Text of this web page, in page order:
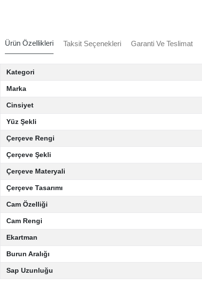
Ürün Özellikleri Taksit Seçenekleri Garanti Ve Teslimat
Kategori
Marka
Cinsiyet
Yüz Şekli
Çerçeve Rengi
Çerçeve Şekli
Çerçeve Materyali
Çerçeve Tasarımı
Cam Özelliği
Cam Rengi
Ekartman
Burun Aralığı
Sap Uzunluğu